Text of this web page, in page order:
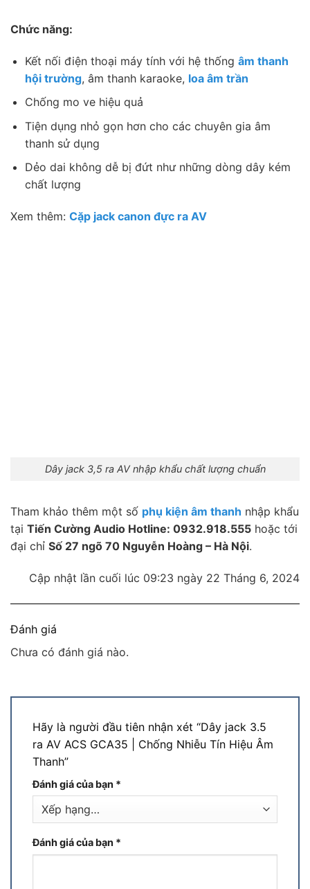
Chức năng:
Kết nối điện thoại máy tính với hệ thống âm thanh
hội trường, âm thanh karaoke, loa âm trần
Chống mo ve hiệu quả
Tiện dụng nhỏ gọn hơn cho các chuyên gia âm
thanh sử dụng
Dẻo dai không dễ bị đứt như những dòng dây kém
chất lượng
Xem thêm: Cặp jack canon đực ra AV
Dây jack 3,5 ra AV nhập khẩu chất lượng chuẩn
Tham khảo thêm một số phụ kiện âm thanh nhập khẩu
tại Tiến Cường Audio Hotline: 0932.918.555 hoặc tới
đại chỉ Số 27 ngõ 70 Nguyễn Hoàng – Hà Nội.
Cập nhật lần cuối lúc 09:23 ngày 22 Tháng 6, 2024
Đánh giá
Chưa có đánh giá nào.
Hãy là người đầu tiên nhận xét “Dây jack 3.5
ra AV ACS GCA35 | Chống Nhiễu Tín Hiệu Âm
Thanh”
Đánh giá của bạn *
Đánh giá của bạn *